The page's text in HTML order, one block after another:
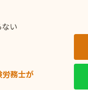
い
務士が